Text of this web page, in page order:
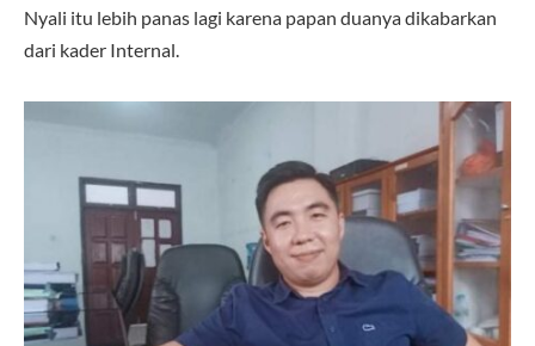
Nyali itu lebih panas lagi karena papan duanya dikabarkan
dari kader Internal.